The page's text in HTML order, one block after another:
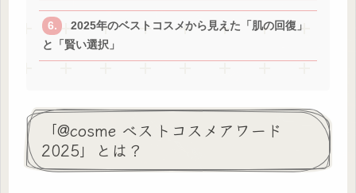
2025年のベストコスメから見えた「肌の回復」
と「賢い選択」
「@cosme ベストコスメアワード
2025」とは？